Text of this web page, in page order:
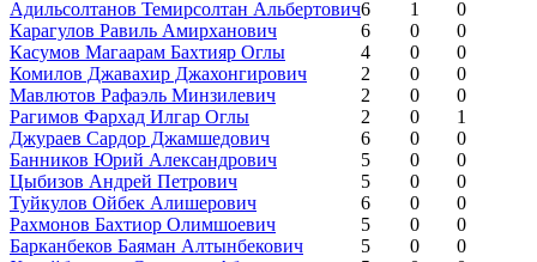
Адильсолтанов Темирсолтан Альбертович6 1
0
Карагулов Равиль Амирханович
6 0
0
Касумов Магаарам Бахтияр Оглы
4 0
0
Комилов Джавахир Джахонгирович
2 0
0
Мавлютов Рафаэль Минзилевич
2 0
0
Рагимов Фархад Илгар Оглы
2 0
1
Джураев Сардор Джамшедович
6 0
0
Банников Юрий Александрович
5 0
0
Цыбизов Андрей Петрович
5 0
0
Туйкулов Ойбек Алишерович
6 0
0
Рахмонов Бахтиор Олимшоевич
5 0
0
Барканбеков Баяман Алтынбекович
5 0
0